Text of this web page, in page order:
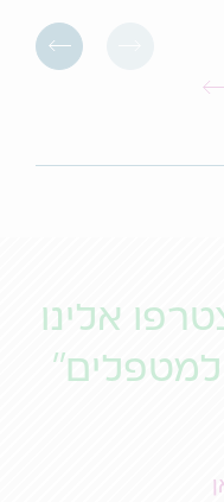
אלינו
למטפלים"